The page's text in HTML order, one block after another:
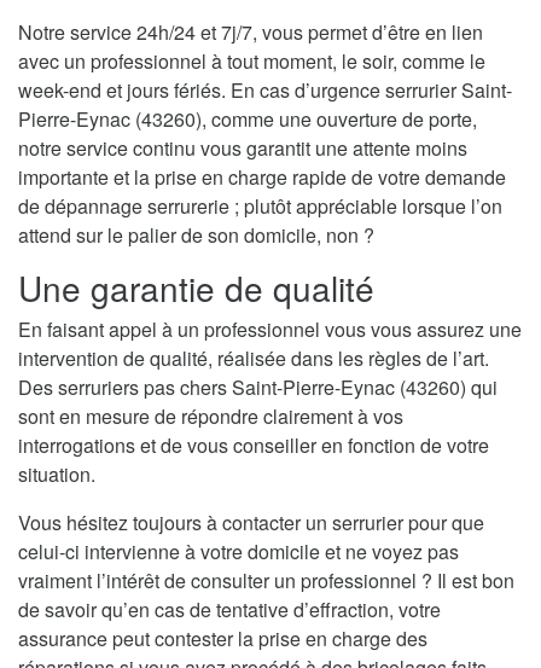
Notre service 24h/24 et 7j/7, vous permet d’être en lien
avec un professionnel à tout moment, le soir, comme le
week-end et jours fériés. En cas d’urgence serrurier Saint-
Pierre-Eynac (43260), comme une ouverture de porte,
notre service continu vous garantit une attente moins
importante et la prise en charge rapide de votre demande
de dépannage serrurerie ; plutôt appréciable lorsque l’on
attend sur le palier de son domicile, non ?
Une garantie de qualité
En faisant appel à un professionnel vous vous assurez une
intervention de qualité, réalisée dans les règles de l’art.
Des serruriers pas chers Saint-Pierre-Eynac (43260) qui
sont en mesure de répondre clairement à vos
interrogations et de vous conseiller en fonction de votre
situation.
Vous hésitez toujours à contacter un serrurier pour que
celui-ci intervienne à votre domicile et ne voyez pas
vraiment l’intérêt de consulter un professionnel ? Il est bon
de savoir qu’en cas de tentative d’effraction, votre
assurance peut contester la prise en charge des